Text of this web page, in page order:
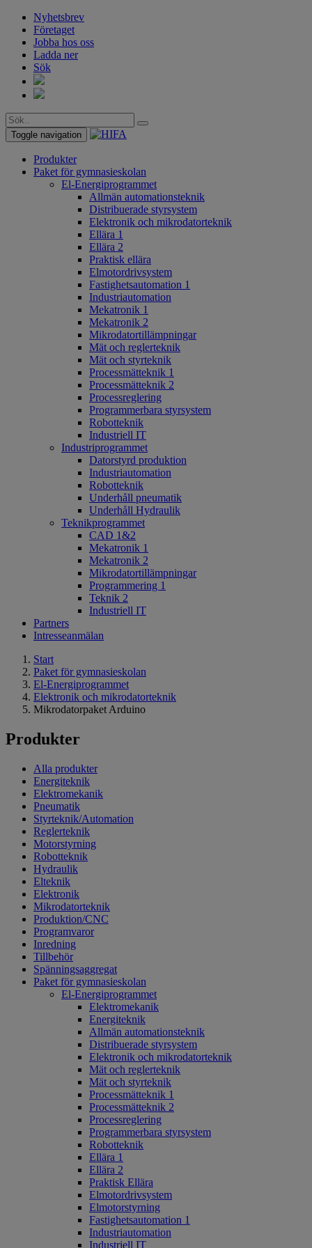
Nyhetsbrev
Företaget
Jobba hos oss
Ladda ner
Sök
Toggle navigation
Produkter
Paket för gymnasieskolan
El-Energiprogrammet
Allmän automationsteknik
Distribuerade styrsystem
Elektronik och mikrodatorteknik
Ellära 1
Ellära 2
Praktisk ellära
Elmotordrivsystem
Fastighetsautomation 1
Industriautomation
Mekatronik 1
Mekatronik 2
Mikrodatortillämpningar
Mät och reglerteknik
Mät och styrteknik
Processmätteknik 1
Processmätteknik 2
Processreglering
Programmerbara styrsystem
Robotteknik
Industriell IT
Industriprogrammet
Datorstyrd produktion
Industriautomation
Robotteknik
Underhåll pneumatik
Underhåll Hydraulik
Teknikprogrammet
CAD 1&2
Mekatronik 1
Mekatronik 2
Mikrodatortillämpningar
Programmering 1
Teknik 2
Industriell IT
Partners
Intresseanmälan
Start
Paket för gymnasieskolan
El-Energiprogrammet
Elektronik och mikrodatorteknik
Mikrodatorpaket Arduino
Produkter
Alla produkter
Energiteknik
Elektromekanik
Pneumatik
Styrteknik/Automation
Reglerteknik
Motorstyrning
Robotteknik
Hydraulik
Elteknik
Elektronik
Mikrodatorteknik
Produktion/CNC
Programvaror
Inredning
Tillbehör
Spänningsaggregat
Paket för gymnasieskolan
El-Energiprogrammet
Elektromekanik
Energiteknik
Allmän automationsteknik
Distribuerade styrsystem
Elektronik och mikrodatorteknik
Mät och reglerteknik
Mät och styrteknik
Processmätteknik 1
Processmätteknik 2
Processreglering
Programmerbara styrsystem
Robotteknik
Ellära 1
Ellära 2
Praktisk Ellära
Elmotordrivsystem
Elmotorstyrning
Fastighetsautomation 1
Industriautomation
Industriell IT